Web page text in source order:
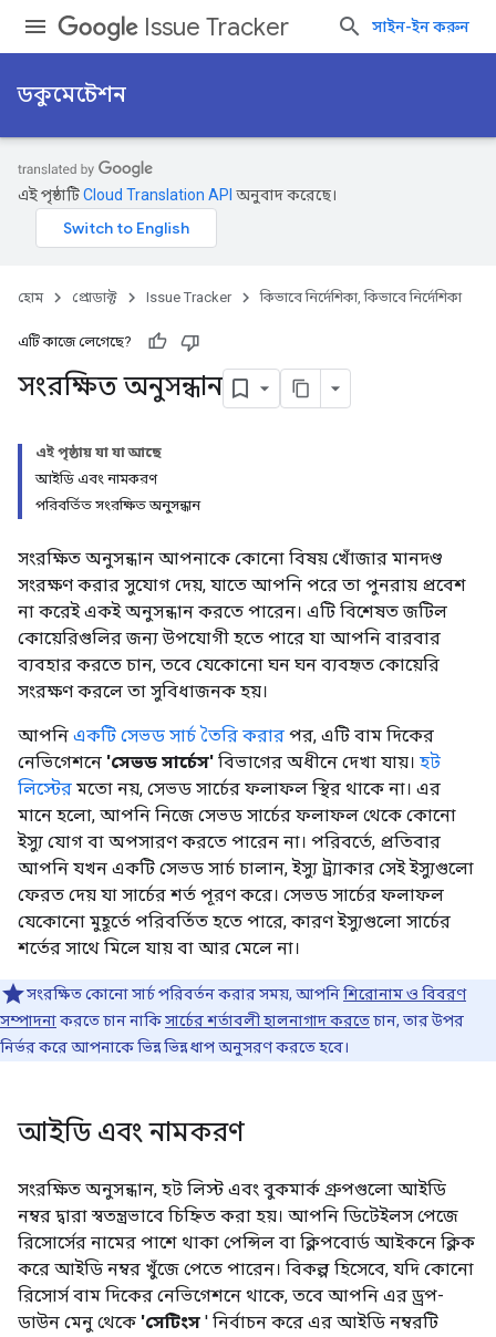
Issue Tracker সাইন-ইন করুন
ডকুমেন্টেশন
এই পৃষ্ঠাটিCloud Translation API অনুবাদ করেছে।
হোম প্রোডাক্ট Issue Tracker কিভাবে নির্দেশিকা, কিভাবে নির্দেশিকা
এটি কাজে লেগেছে?
সংরক্ষিত অনুসন্ধান
এই পৃষ্ঠায় যা যা আছে
আইডি এবং নামকরণ
পরিবর্তিত সংরক্ষিত অনুসন্ধান
সংরক্ষিত অনুসন্ধান আপনাকে কোনো বিষয় খোঁজার মানদণ্ড
সংরক্ষণ করার সুযোগ দেয়, যাতে আপনি পরে তা পুনরায় প্রবেশ
না করেই একই অনুসন্ধান করতে পারেন। এটি বিশেষত জটিল
কোয়েরিগুলির জন্য উপযোগী হতে পারে যা আপনি বারবার
ব্যবহার করতে চান, তবে যেকোনো ঘন ঘন ব্যবহৃত কোয়েরি
সংরক্ষণ করলে তা সুবিধাজনক হয়।
আপনি একটি সেভড সার্চ তৈরি করার পর, এটি বাম দিকের
নেভিগেশনে 'সেভড সার্চেস' বিভাগের অধীনে দেখা যায়। হট
লিস্টের মতো নয়, সেভড সার্চের ফলাফল স্থির থাকে না। এর
মানে হলো, আপনি নিজে সেভড সার্চের ফলাফল থেকে কোনো
ইস্যু যোগ বা অপসারণ করতে পারেন না। পরিবর্তে, প্রতিবার
আপনি যখন একটি সেভড সার্চ চালান, ইস্যু ট্র্যাকার সেই ইস্যুগুলো
ফেরত দেয় যা সার্চের শর্ত পূরণ করে। সেভড সার্চের ফলাফল
যেকোনো মুহূর্তে পরিবর্তিত হতে পারে, কারণ ইস্যুগুলো সার্চের
শর্তের সাথে মিলে যায় বা আর মেলে না।
সংরক্ষিত কোনো সার্চ পরিবর্তন করার সময়, আপনিশিরোনাম ও বিবরণ
সম্পাদনাকরতে চান নাকিসার্চের শর্তাবলী হালনাগাদ করতেচান, তার উপর
নির্ভর করে আপনাকে ভিন্ন ভিন্ন ধাপ অনুসরণ করতে হবে।
আইডি এবং নামকরণ
সংরক্ষিত অনুসন্ধান, হট লিস্ট এবং বুকমার্ক গ্রুপগুলো আইডি
নম্বর দ্বারা স্বতন্ত্রভাবে চিহ্নিত করা হয়। আপনি ডিটেইলস পেজে
রিসোর্সের নামের পাশে থাকা পেন্সিল বা ক্লিপবোর্ড আইকনে ক্লিক
করে আইডি নম্বর খুঁজে পেতে পারেন। বিকল্প হিসেবে, যদি কোনো
রিসোর্স বাম দিকের নেভিগেশনে থাকে, তবে আপনি এর ড্রপ-
ডাউন মেনু থেকে 'সেটিংস ' নির্বাচন করে এর আইডি নম্বরটি